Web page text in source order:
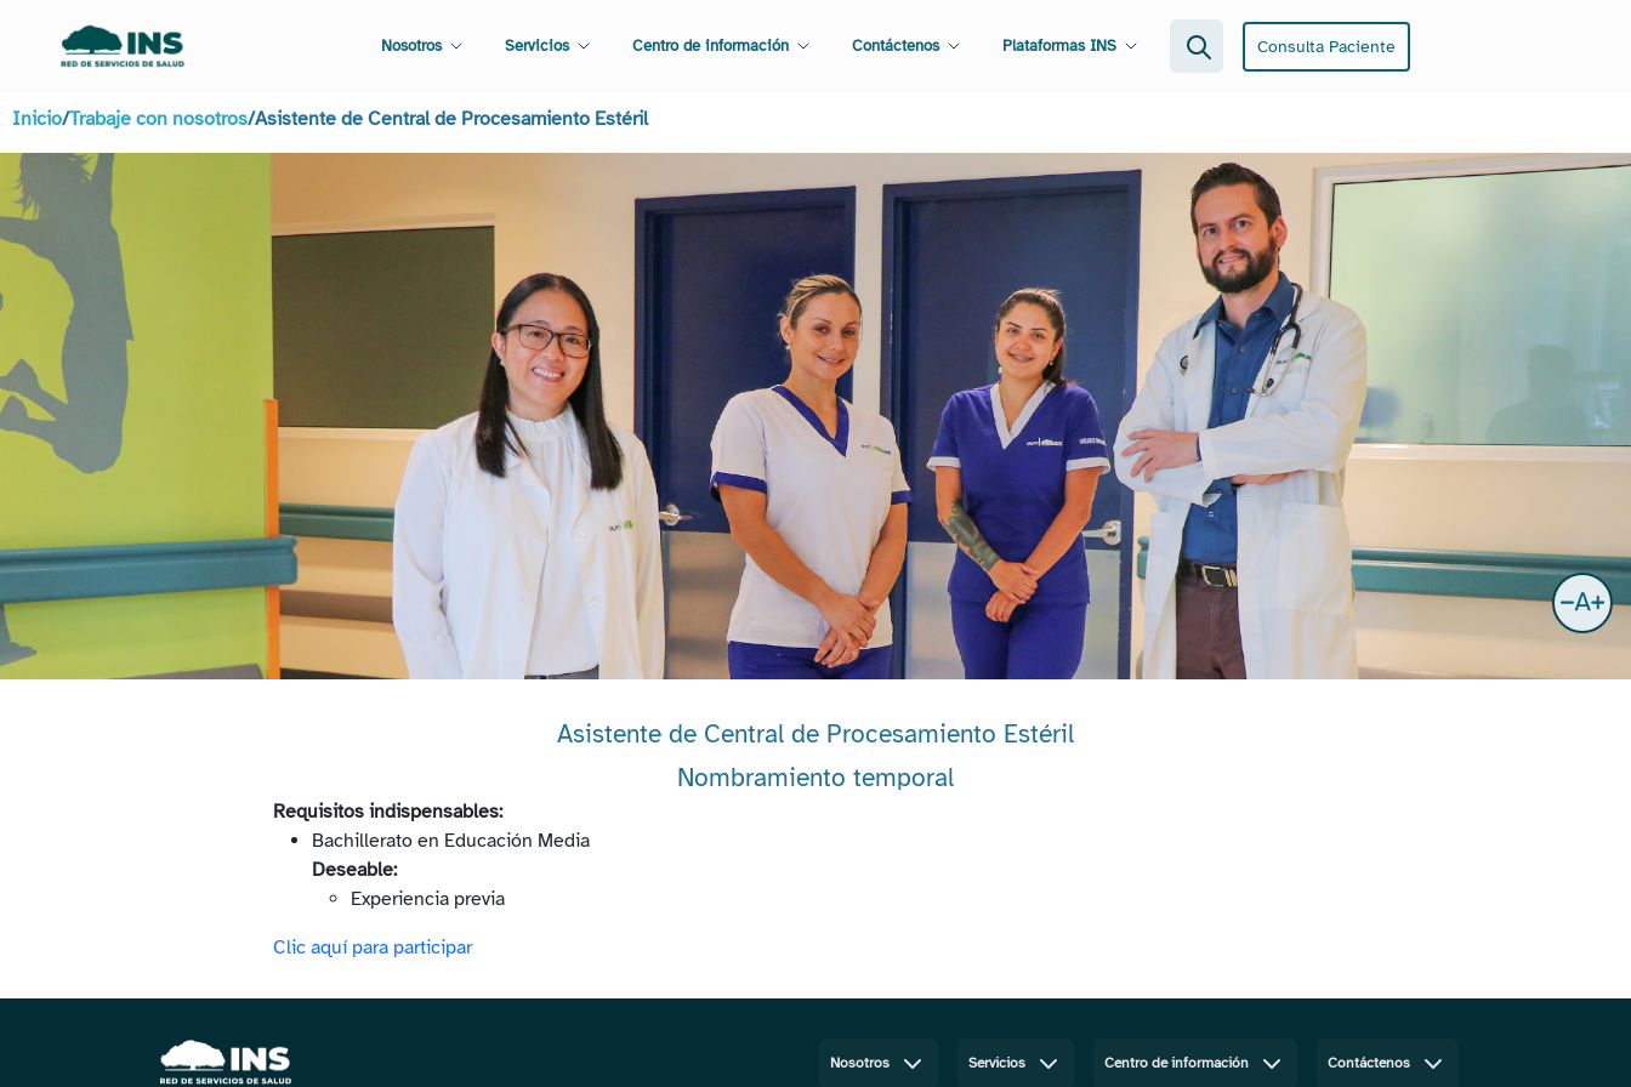
Nosotros Servicios Centro de información Contáctenos Plataformas INS Consulta Paciente
Inicio/Trabaje con nosotros/Asistente de Central de Procesamiento Estéril
Asistente de Central de Procesamiento Estéril
Nombramiento temporal
Requisitos indispensables:
Bachillerato en Educación Media
Deseable:
Experiencia previa
Clic aquí para participar
Nosotros Servicios Centro de información Contáctenos